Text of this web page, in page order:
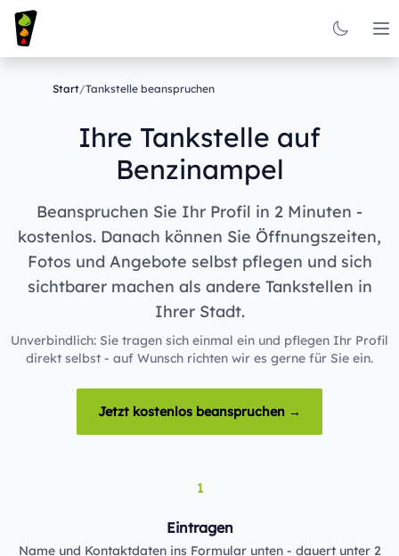
Start/Tankstelle beanspruchen
Ihre Tankstelle auf
Benzinampel
Beanspruchen Sie Ihr Profil in 2 Minuten -
kostenlos. Danach können Sie Öffnungszeiten,
Fotos und Angebote selbst pflegen und sich
sichtbarer machen als andere Tankstellen in
Ihrer Stadt.
Unverbindlich: Sie tragen sich einmal ein und pflegen Ihr Profil
direkt selbst - auf Wunsch richten wir es gerne für Sie ein.
Jetzt kostenlos beanspruchen →
1
Eintragen
Name und Kontaktdaten ins Formular unten - dauert unter 2